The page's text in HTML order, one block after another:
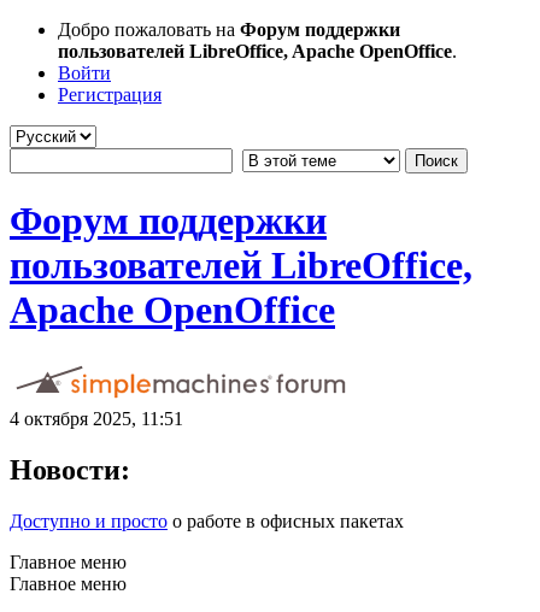
Добро пожаловать на Форум поддержки
пользователей LibreOffice, Apache OpenOffice.
Войти
Регистрация
Форум поддержки
пользователей LibreOffice,
Apache OpenOffice
4 октября 2025, 11:51
Новости:
Доступно и просто о работе в офисных пакетах
Главное меню
Главное меню